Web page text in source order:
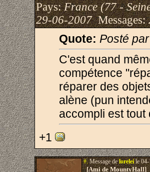
Pays:France (77 -
29-06-2007Messages:
Quote: Posté
C'est quand
compétence
réparer des
alène (pun
accompli est
+1
#.Message deloreleile 04-
[Ami de MountyHall]